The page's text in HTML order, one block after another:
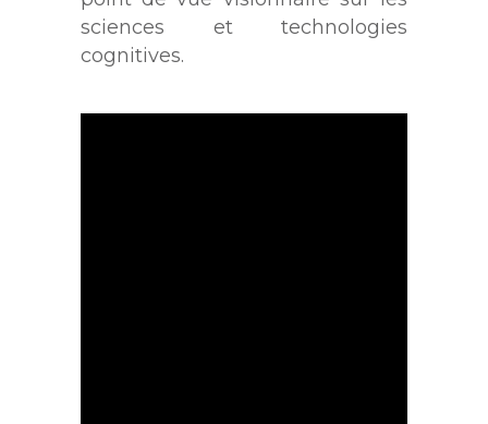
sciences et technologies
cognitives.